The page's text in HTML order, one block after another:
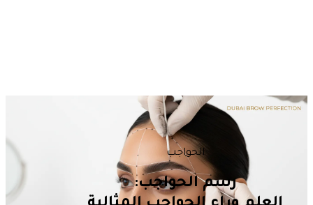
الحواجب
رسم الحواجب: